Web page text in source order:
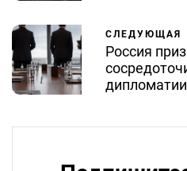
СЛЕДУЮЩАЯ
Россия
дипломатии